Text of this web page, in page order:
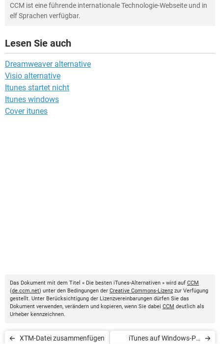
CCM ist eine führende internationale Technologie-Webseite und in
elf Sprachen verfügbar.
Lesen Sie auch
Dreamweaver alternative
Visio alternative
Itunes startet nicht
Itunes windows
Cover itunes
Das Dokument mit dem Titel « Die besten iTunes-Alternativen » wird auf CCM
(de.ccm.net) unter den Bedingungen der Creative Commons-Lizenz zur Verfügung
gestellt. Unter Berücksichtigung der Lizenzvereinbarungen dürfen Sie das
Dokument verwenden, verändern und kopieren, wenn Sie dabei CCM deutlich als
Urheber kennzeichnen.
XTM-Datei zusammenfügen
iTunes auf Windows-PC